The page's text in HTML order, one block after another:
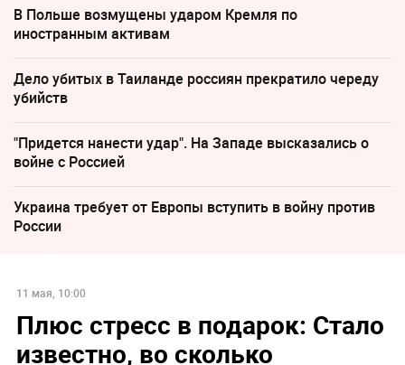
В Польше возмущены ударом Кремля по
иностранным активам
Дело убитых в Таиланде россиян прекратило череду
убийств
"Придется нанести удар". На Западе высказались о
войне с Россией
Украина требует от Европы вступить в войну против
России
11 мая, 10:00
Плюс стресс в подарок: Стало
известно, во сколько